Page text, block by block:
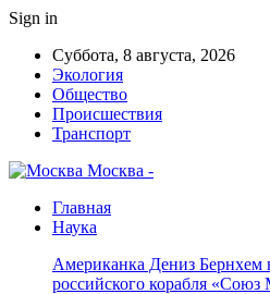
Sign in
Суббота, 8 августа, 2026
Экология
Общество
Происшествия
Транспорт
Москва -
Главная
Наука
Американка Дениз Бернхем
российского корабля